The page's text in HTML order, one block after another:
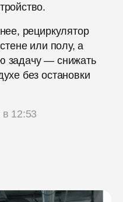
рециркулятор
или полу, а
задачу — снижать
без остановки
12:53